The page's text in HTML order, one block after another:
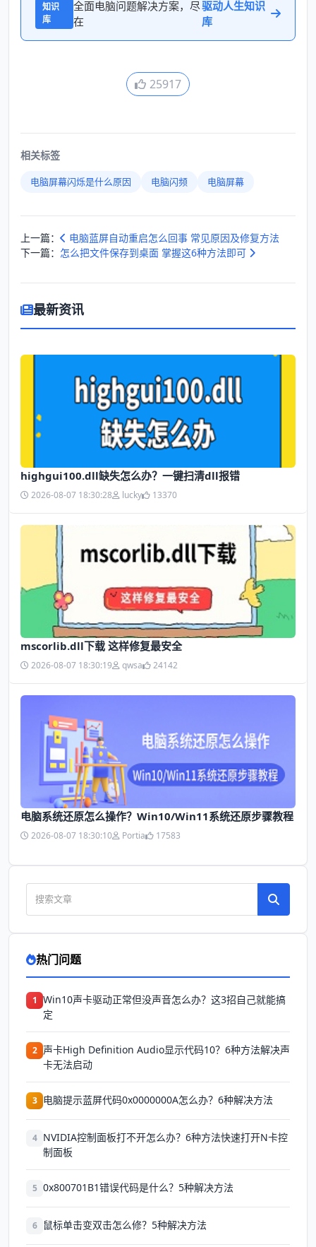
知识
库
全面电脑问题解决方案，尽
在
驱动人生知识
库
25917
相关标签
电脑屏幕闪烁是什么原因 电脑闪频 电脑屏幕
上一篇：
电脑蓝屏自动重启怎么回事 常见原因及修复方法
下一篇： 怎么把文件保存到桌面 掌握这6种方法即可
最新资讯
highgui100.dll缺失怎么办？一键扫清dll报错
2026-08-07 18:30:28 lucky 13370
mscorlib.dll下载 这样修复最安全
2026-08-07 18:30:19 qwsa 24142
电脑系统还原怎么操作？Win10/Win11系统还原步骤教程
2026-08-07 18:30:10 Portia 17583
热门问题
1 Win10声卡驱动正常但没声音怎么办？这3招自己就能搞
定
2 声卡High Definition Audio显示代码10？6种方法解决声
卡无法启动
3 电脑提示蓝屏代码0x0000000A怎么办？6种解决方法
4 NVIDIA控制面板打不开怎么办？6种方法快速打开N卡控
制面板
5 0x800701B1错误代码是什么？5种解决方法
6 鼠标单击变双击怎么修？5种解决方法